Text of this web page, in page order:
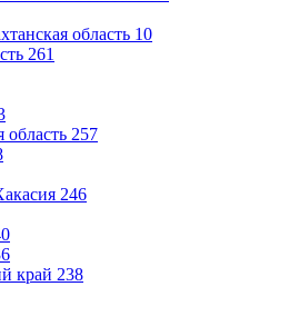
область 10
261
область 257
246
край 238